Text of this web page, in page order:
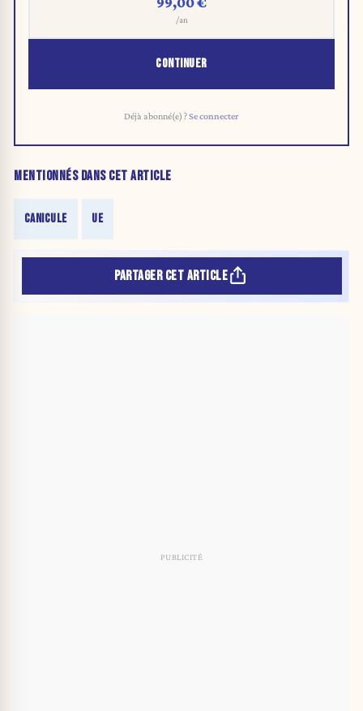
/an
CONTINUER
Déjà abonné(e) ?Se connecter
MENTIONNÉS DANS CET ARTICLE
CANICULE UE
PARTAGER CET ARTICLE